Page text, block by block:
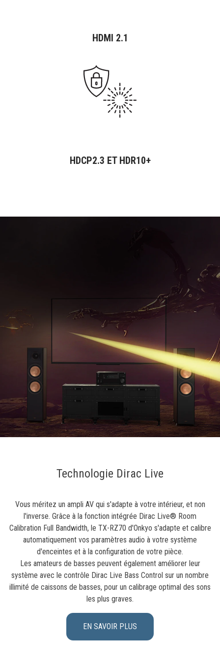
HDMI 2.1
HDCP2.3 ET HDR10+
Technologie Dirac Live
Vous méritez un ampli AV qui s'adapte à votre intérieur, et non
l'inverse. Grâce à la fonction intégrée Dirac Live® Room
Calibration Full Bandwidth, le TX-RZ70 d'Onkyo s'adapte et calibre
automatiquement vos paramètres audio à votre système
d'enceintes et à la configuration de votre pièce.
Les amateurs de basses peuvent également améliorer leur
système avec le contrôle Dirac Live Bass Control sur un nombre
illimité de caissons de basses, pour un calibrage optimal des sons
les plus graves.
EN SAVOIR PLUS